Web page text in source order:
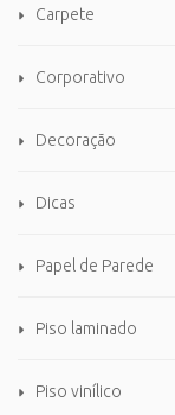
Carpete
Corporativo
Decoração
Dicas
Papel de Parede
Piso laminado
Piso vinílico